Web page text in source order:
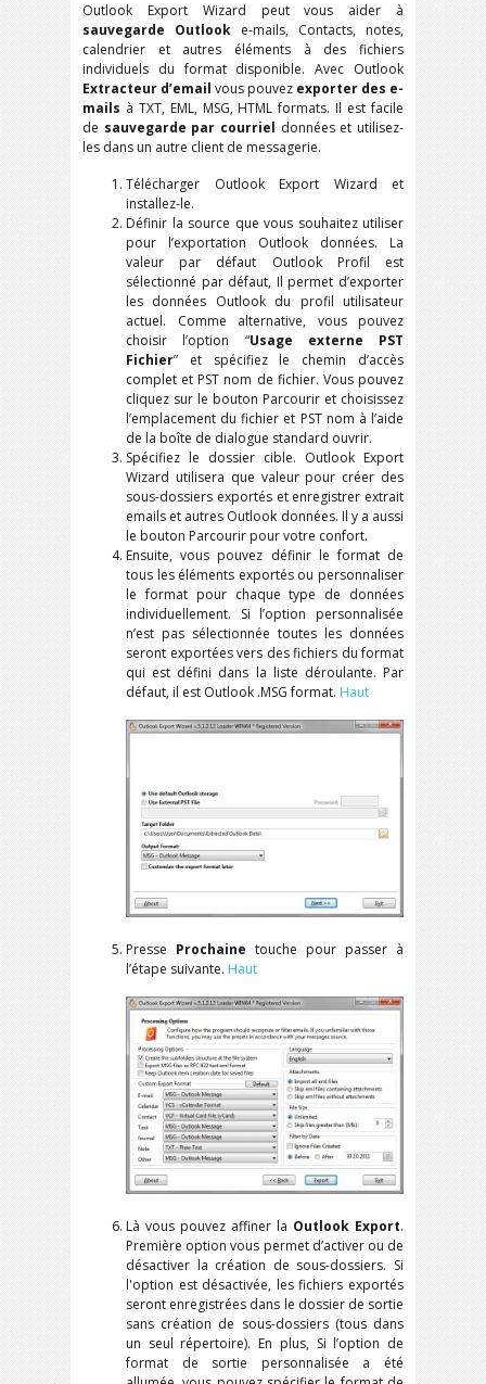
Outlook Export Wizard peut vous aider à
sauvegarde Outlook e-mails, Contacts, notes,
calendrier et autres éléments à des fichiers
individuels du format disponible. Avec Outlook
Extracteur d’email vous pouvez exporter des e-
mails à TXT, EML, MSG, HTML formats. Il est facile
de sauvegarde par courriel données et utilisez-
les dans un autre client de messagerie.
Télécharger Outlook Export Wizard et
installez-le.
Définir la source que vous souhaitez utiliser
pour l’exportation Outlook données. La
valeur par défaut OutlookProfil est
sélectionné par défaut, Il permet d’exporter
les données Outlook du profil utilisateur
actuel. Comme alternative, vous pouvez
choisir l’option “Usage externe PST
Fichier” et spécifiez le chemin d’accès
complet et PST nom de fichier. Vous pouvez
cliquez sur le bouton Parcourir et choisissez
l’emplacement du fichier et PSTnom à l’aide
de la boîte de dialogue standard ouvrir.
Spécifiez le dossier cible. Outlook Export
Wizard utilisera que valeur pour créer des
sous-dossiers exportés et enregistrer extrait
emails et autres Outlook données. Il y a aussi
le bouton Parcourir pour votre confort.
Ensuite, vous pouvez définir le format de
tous les éléments exportés ou personnaliser
le format pour chaque type de données
individuellement. Si l’option personnalisée
n’est pas sélectionnée toutes les données
seront exportées vers des fichiers du format
qui est défini dans la liste déroulante. Par
défaut, il est Outlook .MSGformat. Haut
Presse Prochaine touche pour passer à
l’étape suivante. Haut
Là vous pouvez affiner la Outlook Export.
Première option vous permet d’activer ou de
désactiver la création de sous-dossiers. Si
l'option est désactivée, les fichiers exportés
seront enregistrées dans le dossier de sortie
sans création de sous-dossiers (tous dans
un seul répertoire). En plus, Si l’option de
format de sortie personnalisée a été